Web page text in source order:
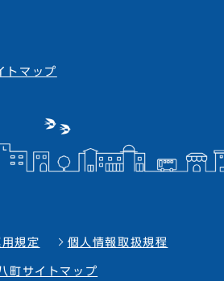
トマップ
規定 個人情報取扱規程
町サイトマップ